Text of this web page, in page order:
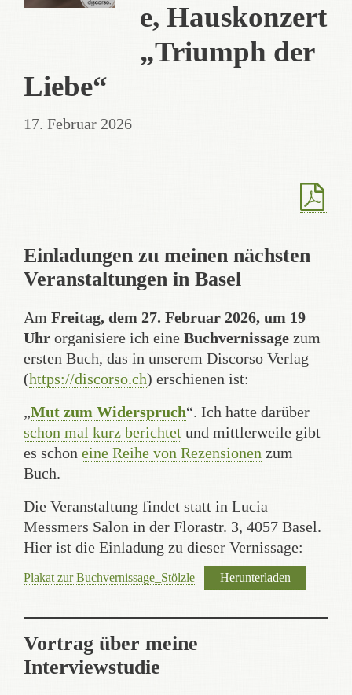
e, Hauskonzert
„Triumph der
Liebe“
17. Februar 2026
Einladungen zu meinen nächsten
Veranstaltungen in Basel
Am Freitag, dem 27. Februar 2026, um 19
Uhr organisiere ich eine Buchvernissage zum
ersten Buch, das in unserem Discorso Verlag
(https://discorso.ch) erschienen ist:
„Mut zum Widerspruch“. Ich hatte darüber
schon mal kurz berichtet und mittlerweile gibt
es schon eine Reihe von Rezensionen zum
Buch.
Die Veranstaltung findet statt in Lucia
Messmers Salon in der Florastr. 3, 4057 Basel.
Hier ist die Einladung zu dieser Vernissage:
Plakat zur Buchvernissage_Stölzle Herunterladen
Vortrag über meine
Interviewstudie